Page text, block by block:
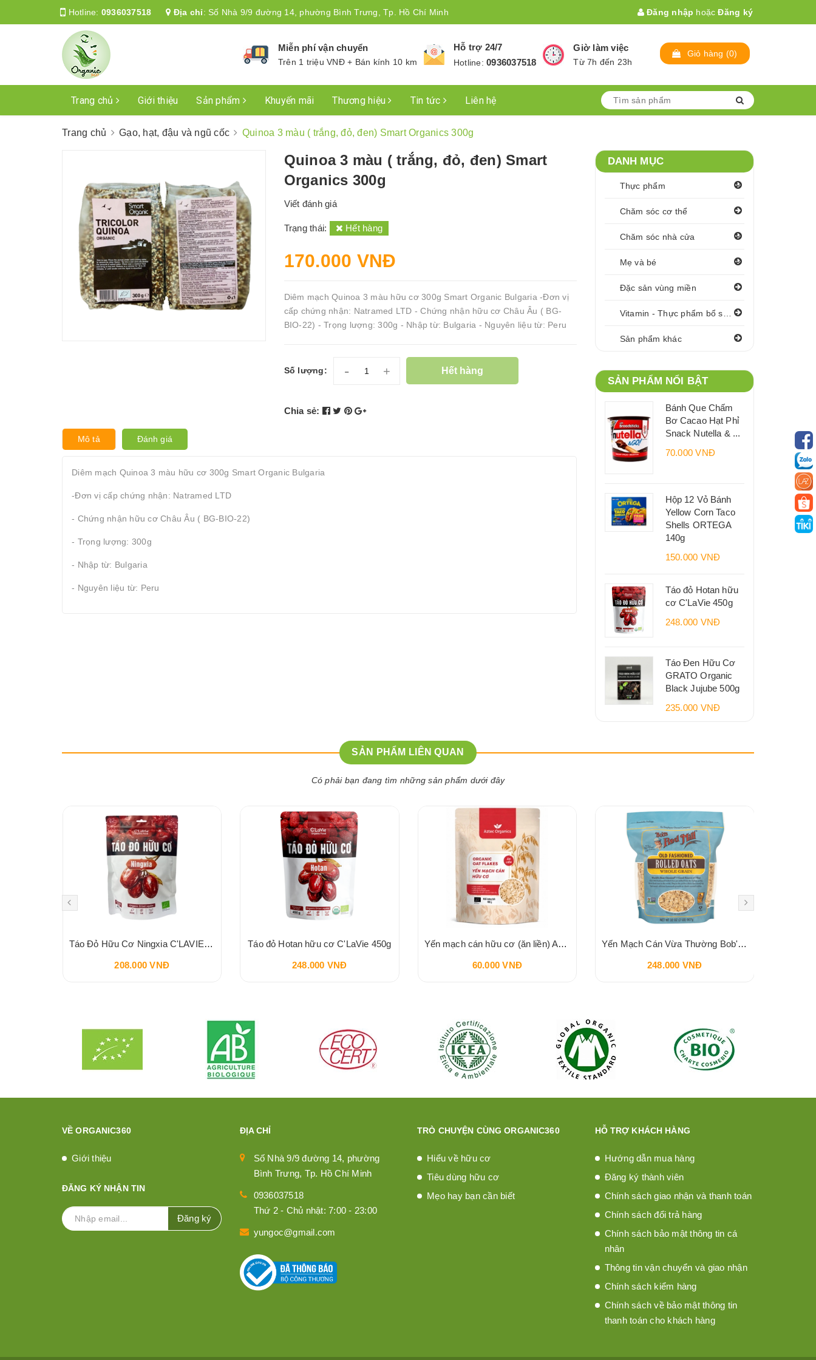
Hotline: 0936037518 Địa chỉ: Số Nhà 9/9 đường 14, phường Bình Trưng, Tp. Hồ Chí Minh Đăng nhập hoặc Đăng ký
Miễn phí vận chuyển
Trên 1 triệu VNĐ + Bán kính 10 km
Hỗ trợ 24/7
Hotline:0936037518
Giờ làm việc
Từ 7h đến 23h
Giỏ hàng (0)
Trang chủ Giới thiệu Sản phẩm Khuyến mãi Thương hiệu Tin tức Liên hệ
Trang chủ Gạo, hạt, đậu và ngũ cốc Quinoa 3 màu ( trắng, đỏ, đen) Smart Organics 300g
Quinoa 3 màu ( trắng, đỏ, đen) Smart
Organics 300g
Viết đánh giá
Trạng thái: Hết hàng
170.000 VNĐ
Diêm mạch Quinoa 3 màu hữu cơ 300g Smart Organic Bulgaria -Đơn vị
cấp chứng nhận: Natramed LTD - Chứng nhận hữu cơ Châu Âu ( BG-
BIO-22) - Trọng lượng: 300g - Nhập từ: Bulgaria - Nguyên liệu từ: Peru
Số lượng: - + Hết hàng
Chia sẻ:
Mô tả Đánh giá
Diêm mạch Quinoa 3 màu hữu cơ 300g Smart Organic Bulgaria
-Đơn vị cấp chứng nhận: Natramed LTD
- Chứng nhận hữu cơ Châu Âu ( BG-BIO-22)
- Trọng lượng: 300g
- Nhập từ: Bulgaria
- Nguyên liệu từ: Peru
DANH MỤC
Thực phẩm
Chăm sóc cơ thể
Chăm sóc nhà cửa
Mẹ và bé
Đặc sản vùng miền
Sản phẩm khác
SẢN PHẨM NỔI BẬT
Bánh Que Chấm
Bơ Cacao Hạt Phỉ
Snack Nutella & ...
70.000 VNĐ
Hộp 12 Vỏ Bánh
Yellow Corn Taco
Shells ORTEGA
140g
150.000 VNĐ
Táo đỏ Hotan hữu
cơ C'LaVie 450g
248.000 VNĐ
Táo Đen Hữu Cơ
GRATO Organic
Black Jujube 500g
235.000 VNĐ
SẢN PHẨM LIÊN QUAN
Có phải bạn đang tìm những sản phẩm dưới đây
Táo Đỏ Hữu Cơ Ningxia C'LAVIE 450g
208.000 VNĐ
Táo đỏ Hotan hữu cơ C'LaVie 450g
248.000 VNĐ
Yến mạch cán hữu cơ (ăn liền) Aztec Organics 180g
60.000 VNĐ
Yến Mạch Cán Vừa Thường Bob's Red Mill Old Fashioned Rolled Oats 907g
248.000 VNĐ
VỀ ORGANIC360
Giới thiệu
ĐĂNG KÝ NHẬN TIN
Đăng ký
ĐỊA CHỈ
Số Nhà 9/9 đường 14, phường
Bình Trưng, Tp. Hồ Chí Minh
0936037518
Thứ 2 - Chủ nhật: 7:00 - 23:00
yungoc@gmail.com
TRÒ CHUYỆN CÙNG ORGANIC360
Hiểu về hữu cơ
Tiêu dùng hữu cơ
Mẹo hay bạn cần biết
HỖ TRỢ KHÁCH HÀNG
Hướng dẫn mua hàng
Đăng ký thành viên
Chính sách giao nhận và thanh toán
Chính sách đổi trả hàng
Chính sách bảo mật thông tin cá
nhân
Thông tin vận chuyển và giao nhận
Chính sách kiểm hàng
Chính sách về bảo mật thông tin
thanh toán cho khách hàng